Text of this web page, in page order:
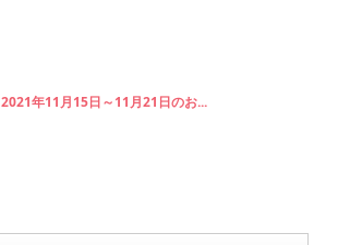
2021年11月15日～11月21日のお...